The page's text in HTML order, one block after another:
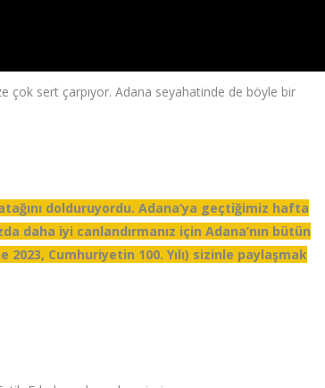
çok sert çarpıyor. Adana seyahatinde de böyle bir
dolduruyordu. Adana’ya geçtiğimiz hafta
daha iyi canlandırmanız için Adana’nın bütün
Cumhuriyetin 100. Yılı) sizinle paylaşmak